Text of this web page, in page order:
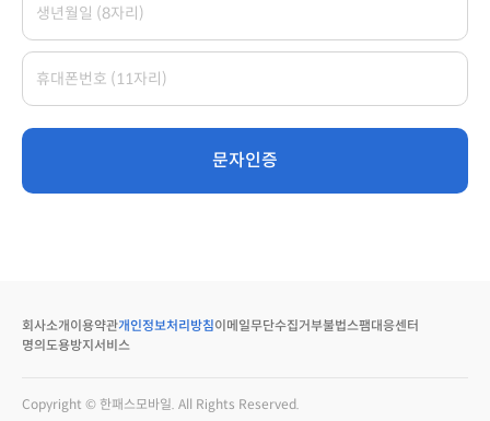
문자인증
회사소개 이용약관개인정보처리방침이메일무단수집거부불법스팸대응센터
명의도용방지서비스
Copyright © 한패스모바일. All Rights Reserved.